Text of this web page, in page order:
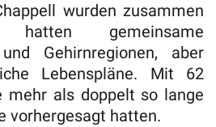
wurden zusammen
gemeinsame
Gehirnregionen, aber
Lebenspläne. Mit 62
mehr als doppelt so lange
vorhergesagt hatten.